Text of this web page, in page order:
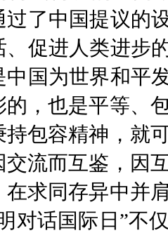
过了中国提议的
、促进人类进步
国为世界和平
的，也是平等、
包容精神，就
交流而互鉴，因
在求同存异中并
对话国际日”不